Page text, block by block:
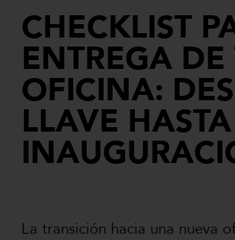
CHECKLIST
ENTREGA DE
OFICINA:
LLAVE
La transición hacia una nueva